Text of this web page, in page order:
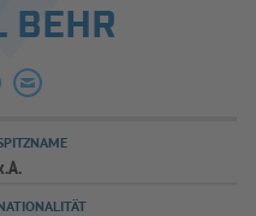
SPIELPLUS
BEHR